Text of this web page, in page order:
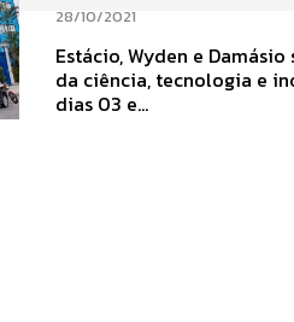
28/10/2021
Estácio, Wyden e
da ciência, tecnologia e
dias 03 e...